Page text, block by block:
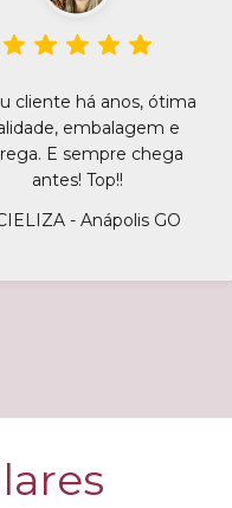
cliente há anos, ótima
embalagem e
E sempre chega
antes! Top!!
- Anápolis GO